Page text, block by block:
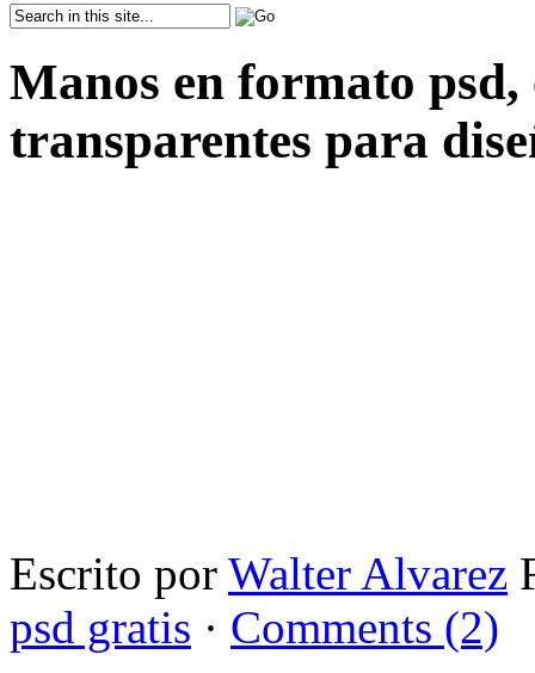
Manos en formato
transparentes para
Escrito por Walter Alvarez
psd gratis · Comments (2)